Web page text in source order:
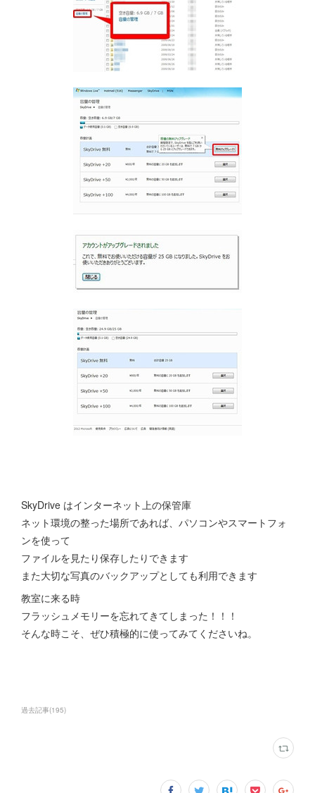
SkyDrive はインターネット上の保管庫
ネット環境の整った場所であれば、パソコンやスマートフォ
ンを使って
ファイルを見たり保存したりできます
また大切な写真のバックアップとしても利用できます
教室に来る時
フラッシュメモリーを忘れてきてしまった！！！
そんな時こそ、ぜひ積極的に使ってみてくださいね。
過去記事(195)